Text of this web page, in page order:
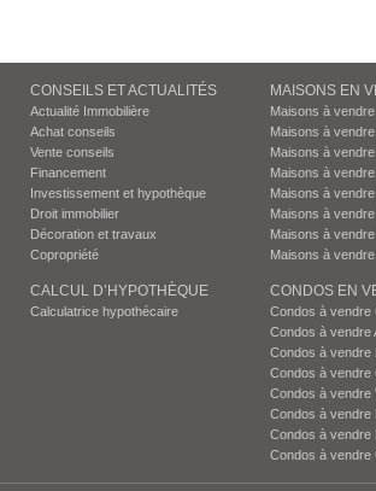
CONSEILS ET ACTUALITÉS
Actualité Immobilière
Achat conseils
Vente conseils
Financement
Investissement et hypothèque
Droit immobilier
Décoration et travaux
Copropriété
CALCUL D’HYPOTHÈQUE
Calculatrice hypothécaire
MAISONS EN
Maisons à
Maisons à
Maisons à
Maisons à
Maisons à
Maisons à
Maisons à
Maisons à
CONDOS EN
Condos à vendre
Condos à vendre
Condos à vendre
Condos à vendre
Condos à vendre
Condos à vendre
Condos à vendre
Condos à vendre